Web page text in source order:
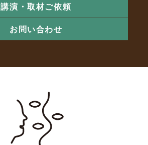
講演・取材ご依頼
お問い合わせ